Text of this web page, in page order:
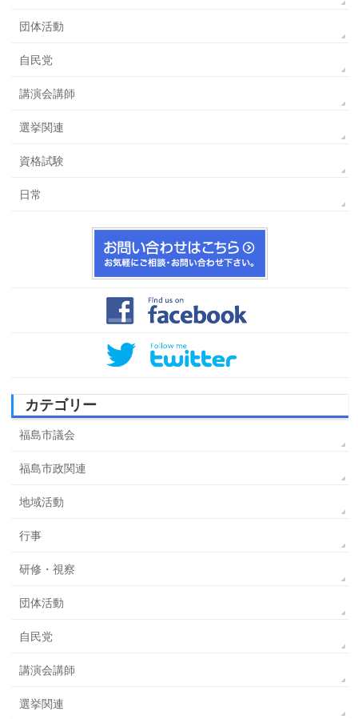
団体活動
自民党
講演会講師
選挙関連
資格試験
日常
カテゴリー
福島市議会
福島市政関連
地域活動
行事
研修・視察
団体活動
自民党
講演会講師
選挙関連